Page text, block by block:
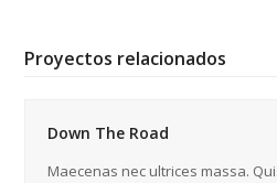
Proyectos relacionados
Down The Road
Maecenas nec ultrices massa.